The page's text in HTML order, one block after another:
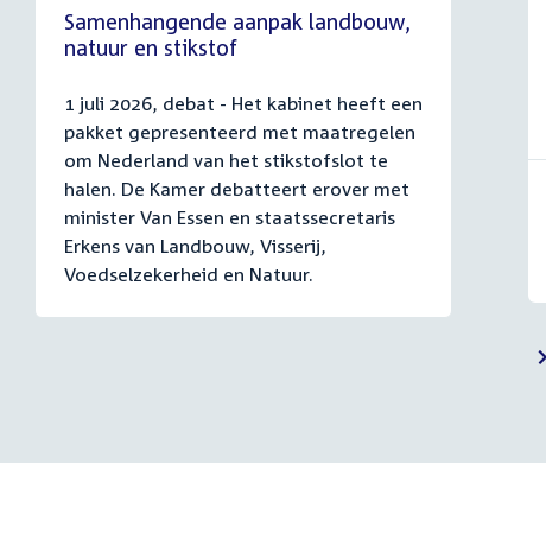
Samenhangende aanpak landbouw,
natuur en stikstof
1 juli 2026, debat - Het kabinet heeft een
pakket gepresenteerd met maatregelen
om Nederland van het stikstofslot te
halen. De Kamer debatteert erover met
minister Van Essen en staatssecretaris
Erkens van Landbouw, Visserij,
Voedselzekerheid en Natuur.